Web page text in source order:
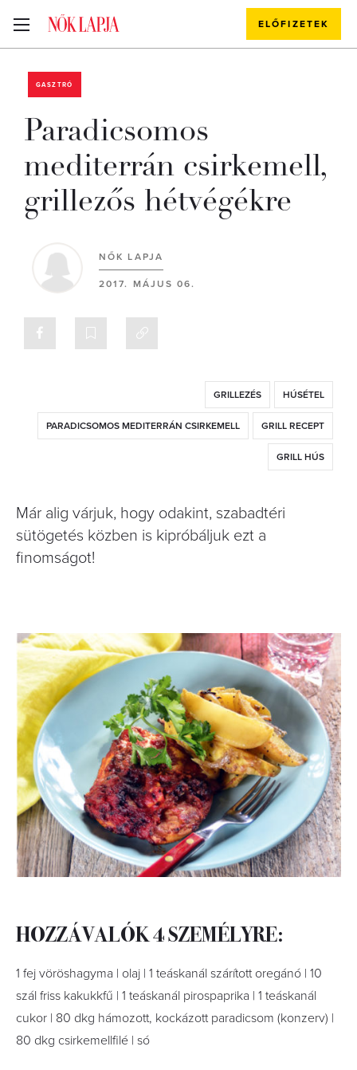
ELŐFIZETEK
GASZTRÓ
Paradicsomos
mediterrán csirkemell,
grillezős hétvégékre
NŐK LAPJA
2017. MÁJUS 06.
GRILLEZÉS HÚSÉTEL
PARADICSOMOS MEDITERRÁN CSIRKEMELL GRILL RECEPT
GRILL HÚS
Már alig várjuk, hogy odakint, szabadtéri
sütögetés közben is kipróbáljuk ezt a
finomságot!
HOZZÁVALÓK 4 SZEMÉLYRE:
1 fej vöröshagyma | olaj | 1 teáskanál szárított oregánó | 10
szál friss kakukkfű | 1 teáskanál pirospaprika | 1 teáskanál
cukor | 80 dkg hámozott, kockázott paradicsom (konzerv) |
80 dkg csirkemellﬁlé | só